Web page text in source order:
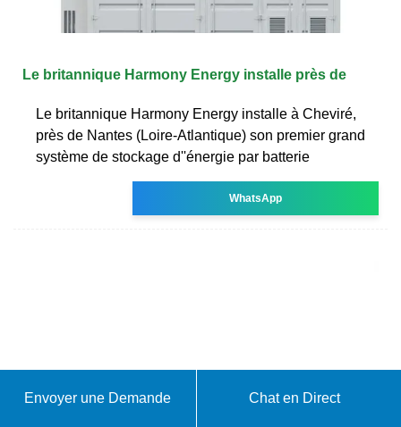
Le britannique Harmony Energy installe près de
Le britannique Harmony Energy installe à Cheviré,
près de Nantes (Loire-Atlantique) son premier grand
système de stockage d''énergie par batterie
WhatsApp
Envoyer une Demande Chat en Direct